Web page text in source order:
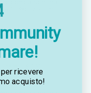
pompa sentina
1038C, 45 lt/min,
mm
ricevere
acquisto!